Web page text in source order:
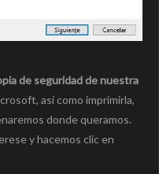
de seguridad de nuestra
así como imprimirla,
donde queramos.
y hacemos clic en